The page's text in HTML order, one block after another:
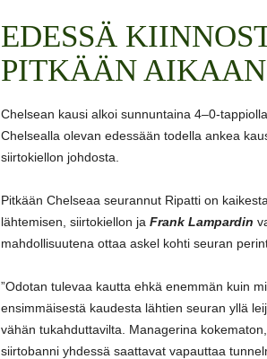
EDESSÄ
PITKÄÄN AIKAAN
Chelsean kausi alkoi sunnuntaina 4–0-
Chelsealla olevan edessään todella ankea
siirtokiellon johdosta.
Pitkään Chelseaa seurannut Ripatti on
lähtemisen, siirtokiellon ja Frank Lampardin
mahdollisuutena ottaa askel kohti seuran
”Odotan tulevaa kautta ehkä enemmän kuin
ensimmäisestä kaudesta lähtien seuran yllä
vähän tukahduttavilta. Managerina
siirtobanni yhdessä saattavat vapauttaa